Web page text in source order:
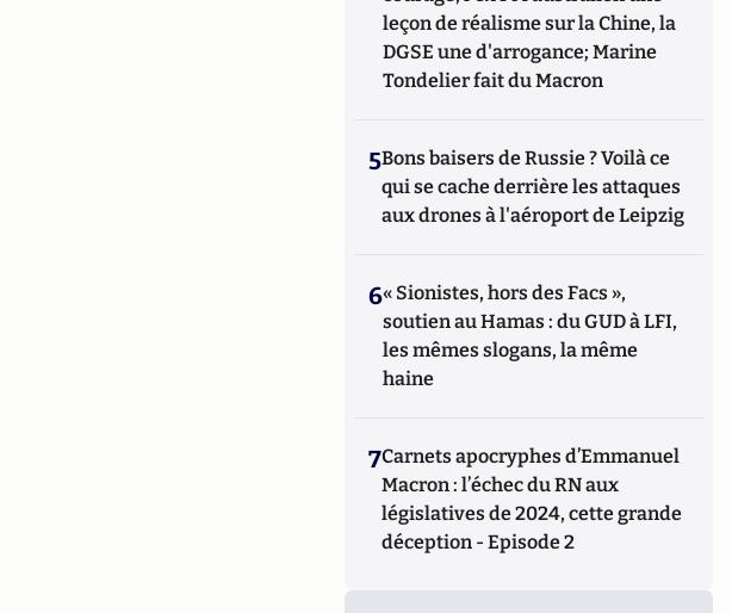
leçon de réalisme sur la Chine, la
DGSE une d'arrogance; Marine
Tondelier fait du Macron
5Bons baisers de Russie ? Voilà ce
qui se cache derrière les attaques
aux drones à l'aéroport de Leipzig
6« Sionistes, hors des Facs »,
soutien au Hamas : du GUD à LFI,
les mêmes slogans, la même
haine
7Carnets apocryphes d’Emmanuel
Macron : l’échec du RN aux
législatives de 2024, cette grande
déception - Episode 2